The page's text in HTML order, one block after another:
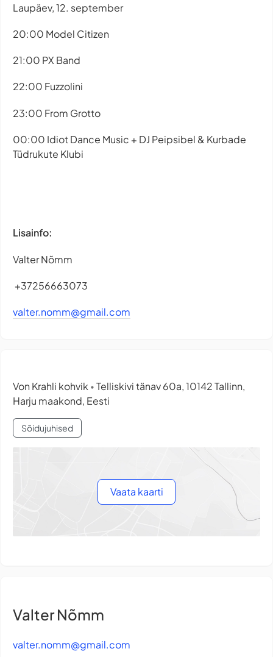
Laupäev, 12. september
20:00 Model Citizen
21:00 PX Band
22:00 Fuzzolini
23:00 From Grotto
00:00 Idiot Dance Music + DJ Peipsibel & Kurbade
Tüdrukute Klubi
Lisainfo:
Valter Nõmm
+37256663073
valter.nomm@gmail.com
Von Krahli kohvik • Telliskivi tänav 60a, 10142 Tallinn,
Harju maakond, Eesti
Sõidujuhised
Vaata kaarti
Valter Nõmm
valter.nomm@gmail.com